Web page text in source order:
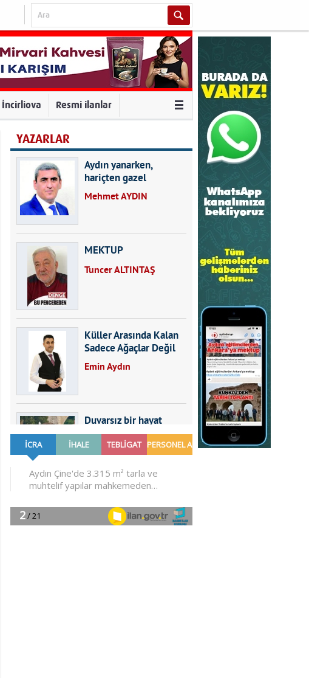
İncirliova Resmi ilanlar
YAZARLAR
Aydın yanarken,
hariçten gazel
okuyarak kalpleri de
Mehmet AYDIN
MEKTUP
Tuncer ALTINTAŞ
Küller Arasında Kalan
Sadece Ağaçlar Değil
Emin Aydın
Duvarsız bir hayat
Furkan SARICA
GÜNDEMDE NELER
OLMALI?